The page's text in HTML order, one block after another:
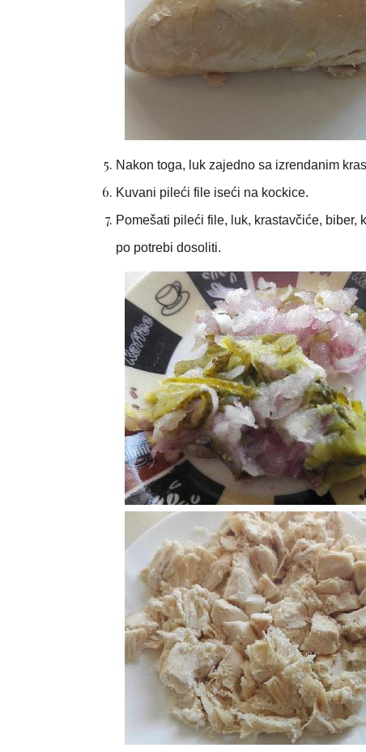
Nakon toga, luk zajedno sa izrendanim
Kuvani pileći file iseći na kockice.
Pomešati pileći file, luk, krastavčiće,
po potrebi dosoliti.